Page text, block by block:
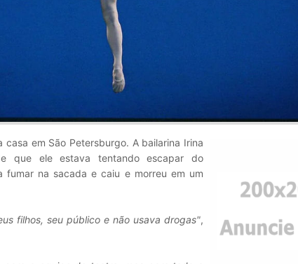
em São Petersburgo. A bailarina Irina
que ele estava tentando escapar do
fumar na sacada e caiu e morreu em um
filhos, seu público e não usava drogas",